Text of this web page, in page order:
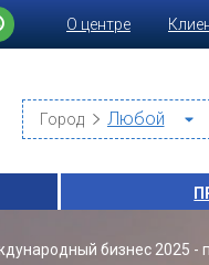
О центре
Город
бизнес 2025 -